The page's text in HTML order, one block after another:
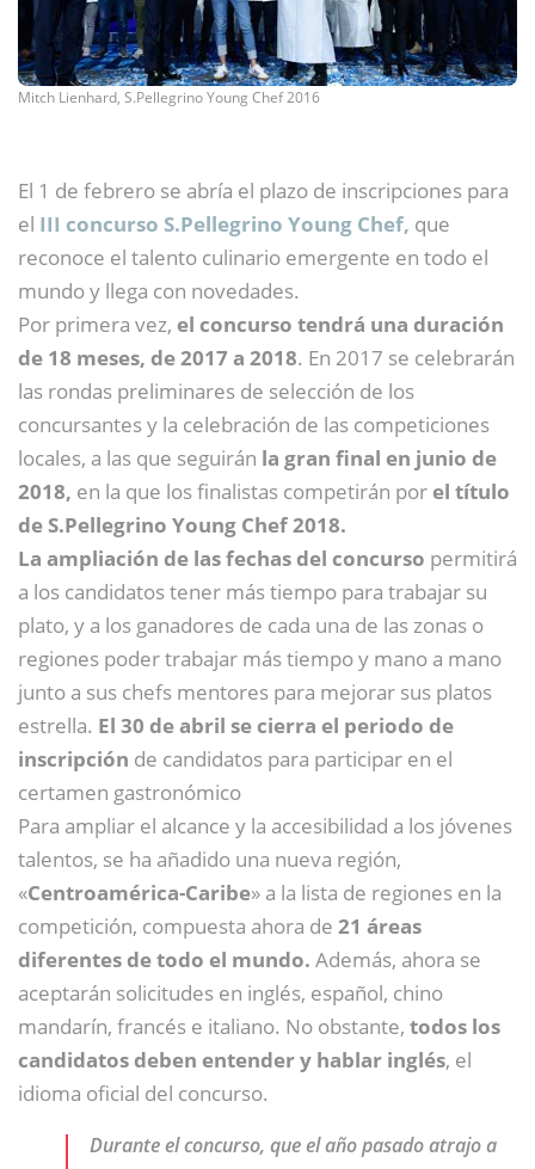
Mitch Lienhard, S.Pellegrino Young Chef 2016
El 1 de febrero se abría el plazo de inscripciones para
el III concurso S.Pellegrino Young Chef, que
reconoce el talento culinario emergente en todo el
mundo y llega con novedades.
Por primera vez, el concurso tendrá una duración
de 18 meses, de 2017 a 2018. En 2017 se celebrarán
las rondas preliminares de selección de los
concursantes y la celebración de las competiciones
locales, a las que seguirán la gran final en junio de
2018, en la que los finalistas competirán porel título
de S.Pellegrino Young Chef 2018.
La ampliación de las fechas del concurso permitirá
a los candidatos tener más tiempo para trabajar su
plato, y a los ganadores de cada una de las zonas o
regiones poder trabajar más tiempo y mano a mano
junto a sus chefs mentores para mejorar sus platos
estrella. El 30 de abril se cierra el periodo de
inscripción de candidatos para participar en el
certamen gastronómico
Para ampliar el alcance y la accesibilidad a los jóvenes
talentos, se ha añadido una nueva región,
«Centroamérica-Caribe» a la lista de regiones en la
competición, compuesta ahora de 21 áreas
diferentes de todo el mundo. Además, ahora se
aceptarán solicitudes en inglés, español, chino
mandarín, francés e italiano. No obstante, todos los
candidatos deben entender y hablar inglés, el
idioma oficial del concurso.
Durante el concurso, que el año pasado atrajo a